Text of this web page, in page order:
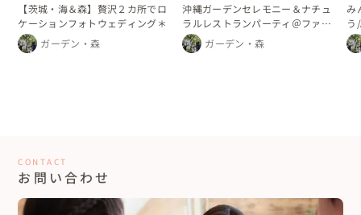
【茨城・海＆森】贅沢２カ所でロ
ケーションフォトウェディング＊
ガーデン・森
沖縄ガーデンセレモニー＆ナチュ
ラルレストランパーティ＠ファミ
リーウェディング
ガーデン・森
み
う
CONTACT
お問い合わせ